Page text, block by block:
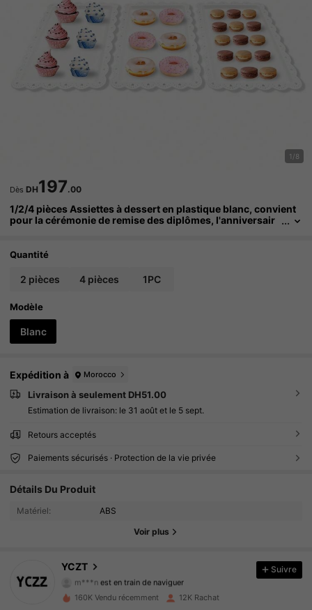
1/8
Dès DH197.00
1/2/4 pièces Assiettes à dessert en plastique blanc, convient
pour la cérémonie de remise des diplômes, l'anniversair
Quantité
2 pièces 4 pièces 1PC
Modèle
Blanc
Expédition à Morocco
Livraison à seulement DH51.00
Estimation de livraison: le 31 août et le 5 sept.
Retours acceptés
Paiements sécurisés · Protection de la vie privée
Détails Du Produit
Matériel: ABS
Voir plus
YCZT
4.76
est en train de naviguer
2.1K Suiveurs
Suivre
160K Vendu récemment 12K Rachat